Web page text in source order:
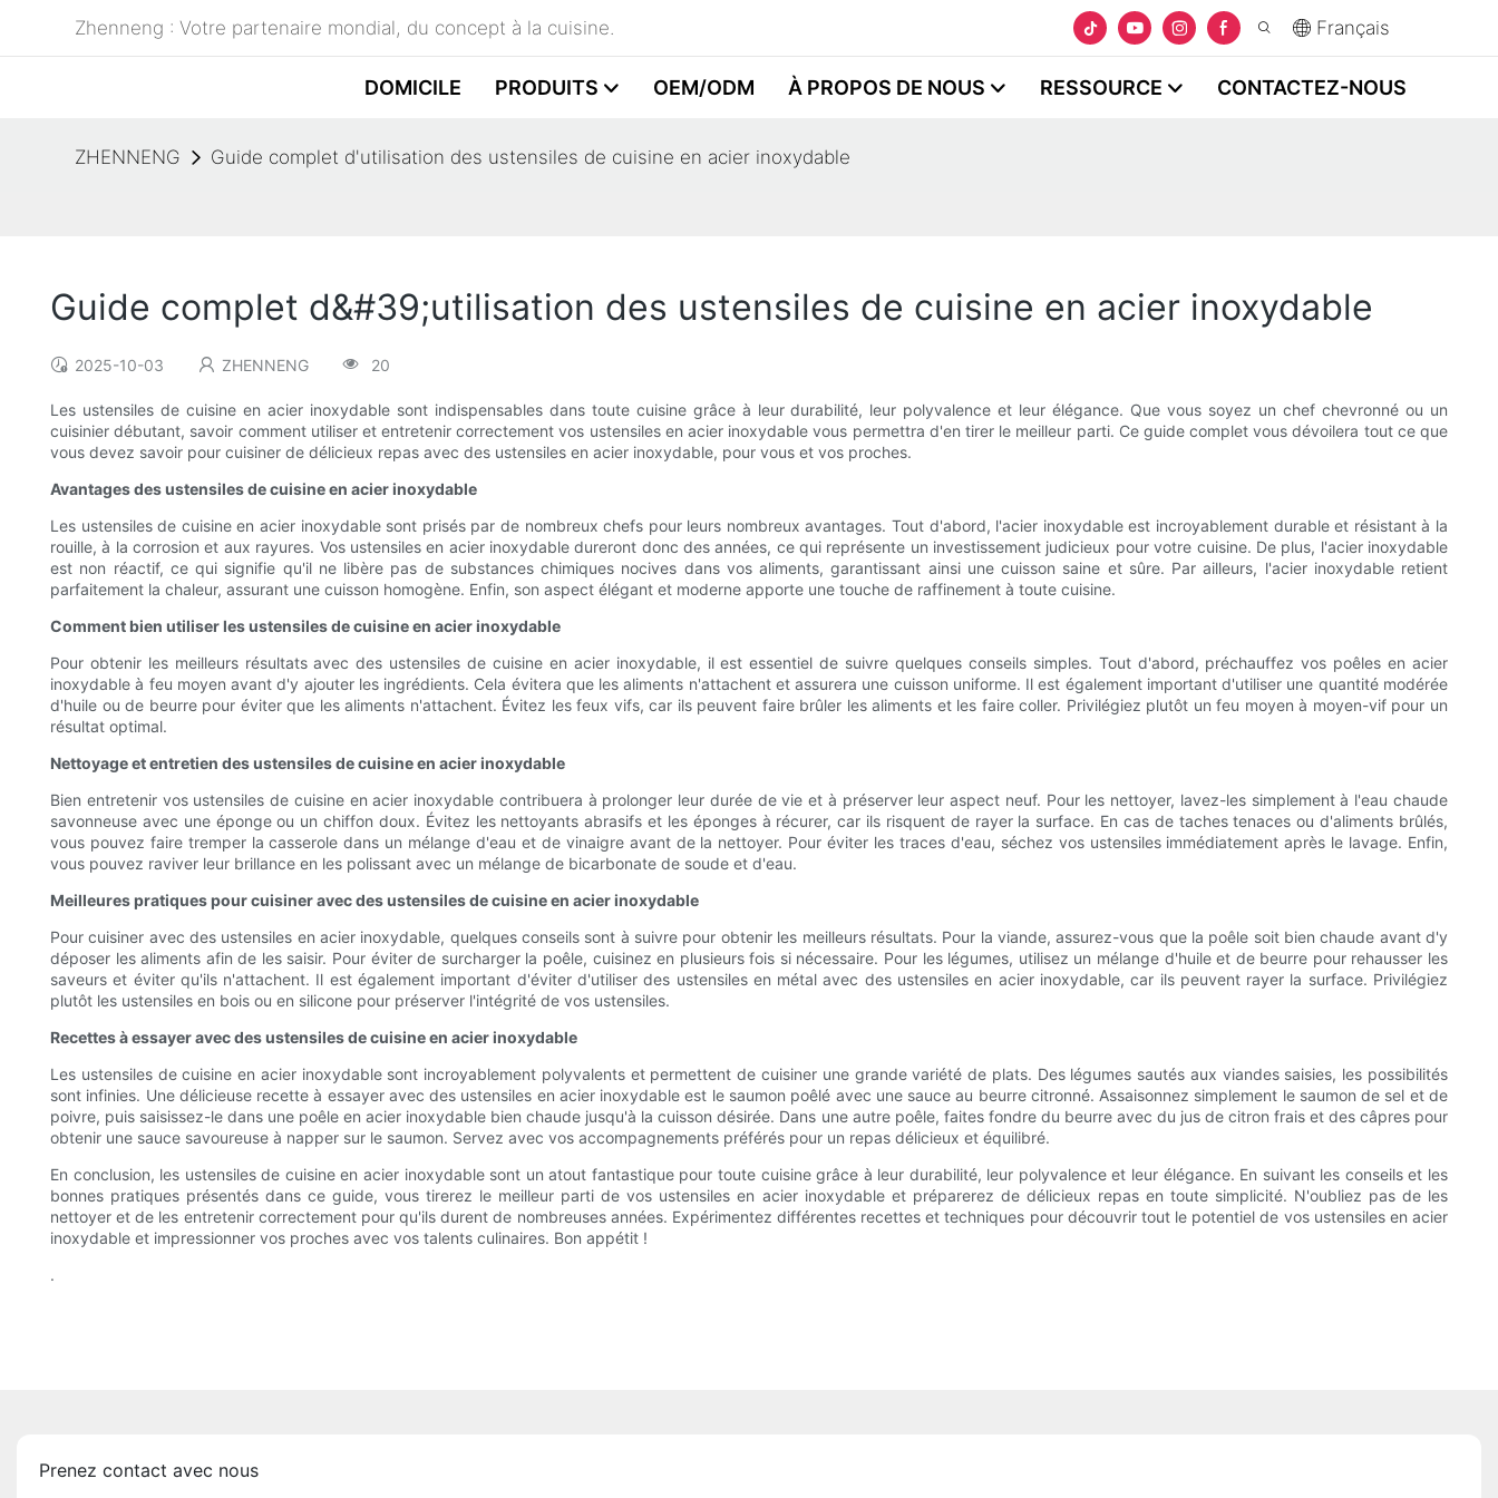
Zhenneng : Votre partenaire mondial, du concept à la cuisine. Français
DOMICILE PRODUITS OEM/ODM À PROPOS DE NOUS RESSOURCE CONTACTEZ-NOUS
ZHENNENG Guide complet d'utilisation des ustensiles de cuisine en acier inoxydable
Guide complet d&#39;utilisation des ustensiles de cuisine en acier inoxydable
2025-10-03 ZHENNENG 20
Les ustensiles de cuisine en acier inoxydable sont indispensables dans toute cuisine grâce à leur durabilité, leur polyvalence et leur élégance. Que vous soyez un chef chevronné ou un
cuisinier débutant, savoir comment utiliser et entretenir correctement vos ustensiles en acier inoxydable vous permettra d'en tirer le meilleur parti. Ce guide complet vous dévoilera tout ce que
vous devez savoir pour cuisiner de délicieux repas avec des ustensiles en acier inoxydable, pour vous et vos proches.
Avantages des ustensiles de cuisine en acier inoxydable
Les ustensiles de cuisine en acier inoxydable sont prisés par de nombreux chefs pour leurs nombreux avantages. Tout d'abord, l'acier inoxydable est incroyablement durable et résistant à la
rouille, à la corrosion et aux rayures. Vos ustensiles en acier inoxydable dureront donc des années, ce qui représente un investissement judicieux pour votre cuisine. De plus, l'acier inoxydable
est non réactif, ce qui signifie qu'il ne libère pas de substances chimiques nocives dans vos aliments, garantissant ainsi une cuisson saine et sûre. Par ailleurs, l'acier inoxydable retient
parfaitement la chaleur, assurant une cuisson homogène. Enfin, son aspect élégant et moderne apporte une touche de raffinement à toute cuisine.
Comment bien utiliser les ustensiles de cuisine en acier inoxydable
Pour obtenir les meilleurs résultats avec des ustensiles de cuisine en acier inoxydable, il est essentiel de suivre quelques conseils simples. Tout d'abord, préchauffez vos poêles en acier
inoxydable à feu moyen avant d'y ajouter les ingrédients. Cela évitera que les aliments n'attachent et assurera une cuisson uniforme. Il est également important d'utiliser une quantité modérée
d'huile ou de beurre pour éviter que les aliments n'attachent. Évitez les feux vifs, car ils peuvent faire brûler les aliments et les faire coller. Privilégiez plutôt un feu moyen à moyen-vif pour un
résultat optimal.
Nettoyage et entretien des ustensiles de cuisine en acier inoxydable
Bien entretenir vos ustensiles de cuisine en acier inoxydable contribuera à prolonger leur durée de vie et à préserver leur aspect neuf. Pour les nettoyer, lavez-les simplement à l'eau chaude
savonneuse avec une éponge ou un chiffon doux. Évitez les nettoyants abrasifs et les éponges à récurer, car ils risquent de rayer la surface. En cas de taches tenaces ou d'aliments brûlés,
vous pouvez faire tremper la casserole dans un mélange d'eau et de vinaigre avant de la nettoyer. Pour éviter les traces d'eau, séchez vos ustensiles immédiatement après le lavage. Enfin,
vous pouvez raviver leur brillance en les polissant avec un mélange de bicarbonate de soude et d'eau.
Meilleures pratiques pour cuisiner avec des ustensiles de cuisine en acier inoxydable
Pour cuisiner avec des ustensiles en acier inoxydable, quelques conseils sont à suivre pour obtenir les meilleurs résultats. Pour la viande, assurez-vous que la poêle soit bien chaude avant d'y
déposer les aliments afin de les saisir. Pour éviter de surcharger la poêle, cuisinez en plusieurs fois si nécessaire. Pour les légumes, utilisez un mélange d'huile et de beurre pour rehausser les
saveurs et éviter qu'ils n'attachent. Il est également important d'éviter d'utiliser des ustensiles en métal avec des ustensiles en acier inoxydable, car ils peuvent rayer la surface. Privilégiez
plutôt les ustensiles en bois ou en silicone pour préserver l'intégrité de vos ustensiles.
Recettes à essayer avec des ustensiles de cuisine en acier inoxydable
Les ustensiles de cuisine en acier inoxydable sont incroyablement polyvalents et permettent de cuisiner une grande variété de plats. Des légumes sautés aux viandes saisies, les possibilités
sont infinies. Une délicieuse recette à essayer avec des ustensiles en acier inoxydable est le saumon poêlé avec une sauce au beurre citronné. Assaisonnez simplement le saumon de sel et de
poivre, puis saisissez-le dans une poêle en acier inoxydable bien chaude jusqu'à la cuisson désirée. Dans une autre poêle, faites fondre du beurre avec du jus de citron frais et des câpres pour
obtenir une sauce savoureuse à napper sur le saumon. Servez avec vos accompagnements préférés pour un repas délicieux et équilibré.
En conclusion, les ustensiles de cuisine en acier inoxydable sont un atout fantastique pour toute cuisine grâce à leur durabilité, leur polyvalence et leur élégance. En suivant les conseils et les
bonnes pratiques présentés dans ce guide, vous tirerez le meilleur parti de vos ustensiles en acier inoxydable et préparerez de délicieux repas en toute simplicité. N'oubliez pas de les
nettoyer et de les entretenir correctement pour qu'ils durent de nombreuses années. Expérimentez différentes recettes et techniques pour découvrir tout le potentiel de vos ustensiles en acier
inoxydable et impressionner vos proches avec vos talents culinaires. Bon appétit !
.
Prenez contact avec nous